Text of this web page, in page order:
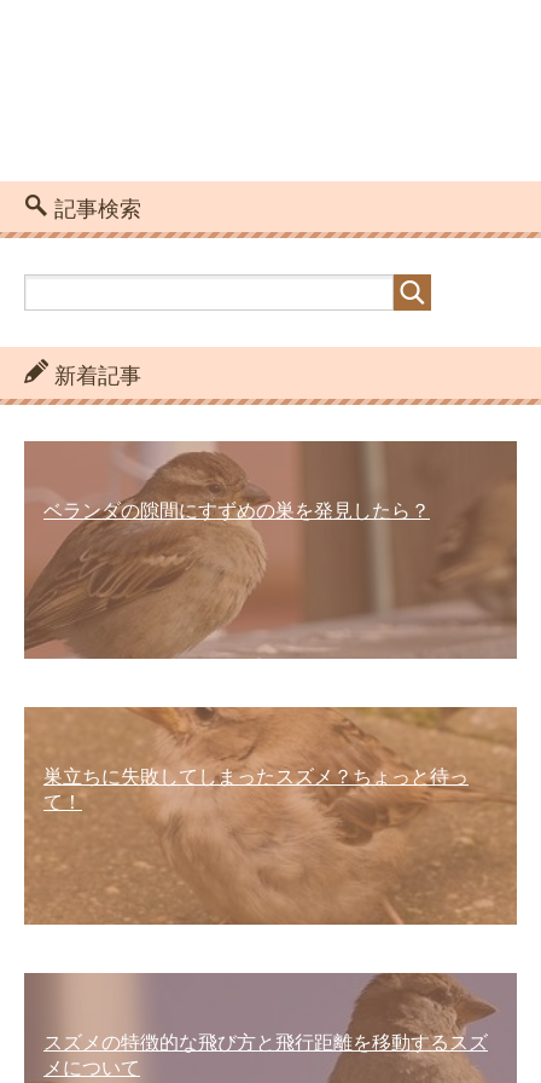
記事検索
新着記事
ベランダの隙間にすずめの巣を発見したら？
巣立ちに失敗してしまったスズメ？ちょっと待っ
て！
スズメの特徴的な飛び方と飛行距離を移動するスズ
メについて